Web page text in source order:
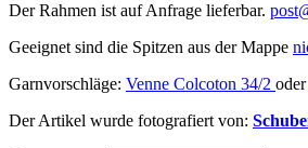
Der Rahmen ist auf Anfrage lieferbar.
Geeignet sind die Spitzen aus der Mappe
Garnvorschläge: Venne Colcoton 34/2 oder
Der Artikel wurde fotografiert von: